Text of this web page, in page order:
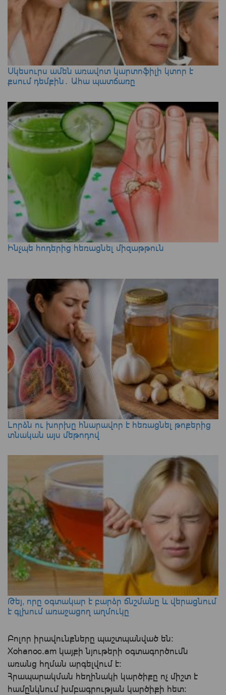
Սկեսուրս ամեն առավոտ կարտոֆիլի կտոր է
քսում դեմքին․ Ահա պատճառը
Ինչպե հոդերից հեռացնել միզաթթուն
Լորձն ու խորխը հնարավոր է հեռացնել թոքերից
տնական այս մեթոդով
Թեյ, որը օգտակար է բարձր ճնշմանը և վերացնում
է գլխում առաջացող աղմուկը
Բոլոր իրավունքները պաշտպանված են:
Xohanoc.am կայքի նյութերի օգտագործումն
առանց հղման արգելվում է:
Հրապարակման հեղինակի կարծիքը ոչ միշտ է
համընկնում խմբագրության կարծիքի հետ: